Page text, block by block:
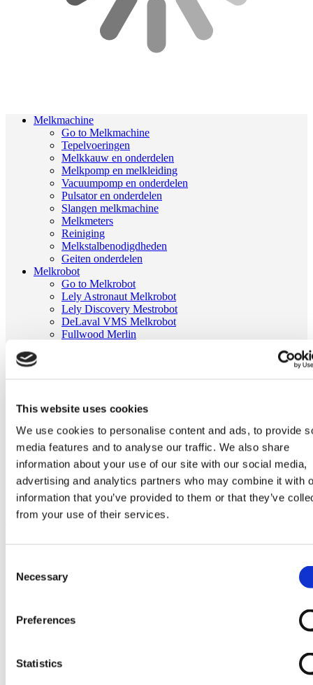
This website uses cookies
We use cookies to personalise content and ads, to provide
media features and to analyse our traffic. We also share
information about your use of our site with our social media,
advertising and analytics partners who may combine it with
information that you’ve provided to them or that they’ve
from your use of their services.
Selection
Necessary
Preferences
Statistics
Melkmachine
Go to Melkmachine
Tepelvoeringen
Melkkauw en onderdelen
Melkpomp en melkleiding
Vacuumpomp en onderdelen
Pulsator en onderdelen
Slangen melkmachine
Melkmeters
Reiniging
Melkstalbenodigdheden
Geiten onderdelen
Melkrobot
Go to Melkrobot
Lely Astronaut Melkrobot
Lely Discovery Mestrobot
DeLaval VMS Melkrobot
Fullwood Merlin
Stal benodigdheden
Minimelkers
Skelex
Home
Melkmachine
Melkkauw en onderdelen
Spindel passend voor Clearflow | Fullwood 021514
Ga naar het einde van de afbeeldingen-gallerij